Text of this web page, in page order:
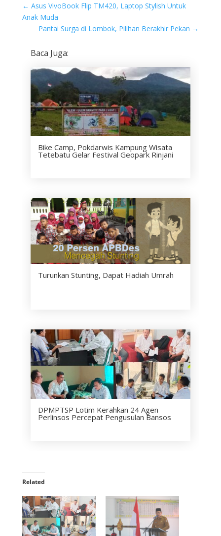
← Asus VivoBook Flip TM420, Laptop Stylish Untuk
Anak Muda
Pantai Surga di Lombok, Pilihan Berakhir Pekan →
Baca Juga:
Bike Camp, Pokdarwis Kampung Wisata
Tetebatu Gelar Festival Geopark Rinjani
Turunkan Stunting, Dapat Hadiah Umrah
DPMPTSP Lotim Kerahkan 24 Agen
Perlinsos Percepat Pengusulan Bansos
Related